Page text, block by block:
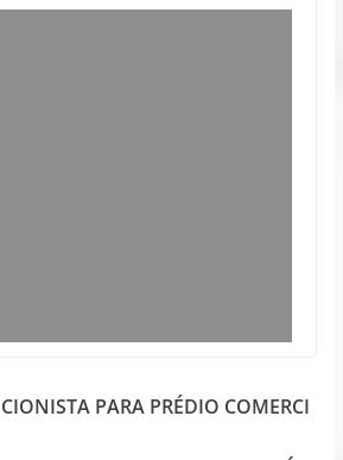
PARA PRÉDIO COMERCI